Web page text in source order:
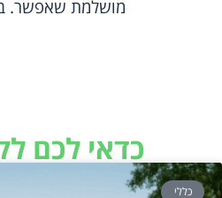
מושלמת שאפשר.
כדאי לכם
כללי